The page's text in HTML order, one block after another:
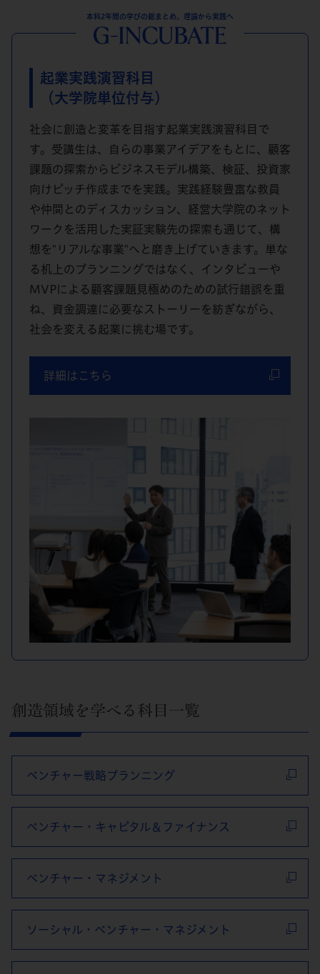
本科2年間の学びの総まとめ。理論から実践へ
起業実践演習科目
（大学院単位付与）
社会に創造と変革を目指す起業実践演習科目で
す。受講生は、自らの事業アイデアをもとに、顧客
課題の探索からビジネスモデル構築、検証、投資家
向けピッチ作成までを実践。実践経験豊富な教員
や仲間とのディスカッション、経営大学院のネット
ワークを活用した実証実験先の探索も通じて、構
想を"リアルな事業"へと磨き上げていきます。単な
る机上のプランニングではなく、インタビューや
MVPによる顧客課題見極めのための試行錯誤を重
ね、資金調達に必要なストーリーを紡ぎながら、
社会を変える起業に挑む場です。
詳細はこちら
創造領域を学べる科目一覧
ベンチャー戦略プランニング
ベンチャー・キャピタル＆ファイナンス
ベンチャー・マネジメント
ソーシャル・ベンチャー・マネジメント